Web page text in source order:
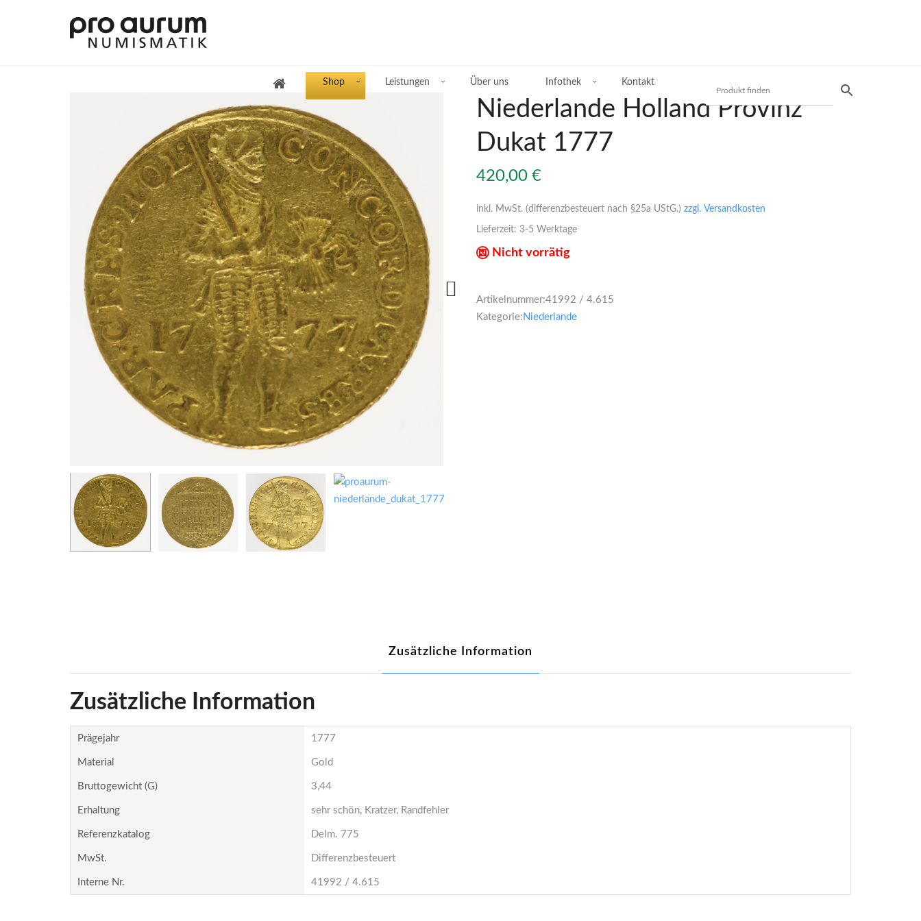
Shop
Übersicht Goldprodukte
Deutsche Goldmünzen
Goldmünzen übriges Europa
Goldmünzen übrige Welt
Goldbarren
Übersicht Silberprodukte
Deutsche Silbermünzen
Silbermünzen übriges Europa
Silbermünzen übrige Welt
Silberbarren
Leistungen Über uns Infothek Kontakt
Niederlande Holland Provinz
Dukat 1777
420,00 €
inkl. MwSt. (differenzbesteuert nach §25a UStG.) zzgl. Versandkosten
Lieferzeit: 3-5 Werktage
Nicht vorrätig
Artikelnummer:41992 / 4.615
Kategorie: Niederlande
Zusätzliche Information
Zusätzliche Information
Prägejahr 1777
Material Gold
Bruttogewicht (g) 3,44
Erhaltung sehr schön, Kratzer, Randfehler
Referenzkatalog Delm. 775
MwSt. Differenzbesteuert
Interne Nr. 41992 / 4.615